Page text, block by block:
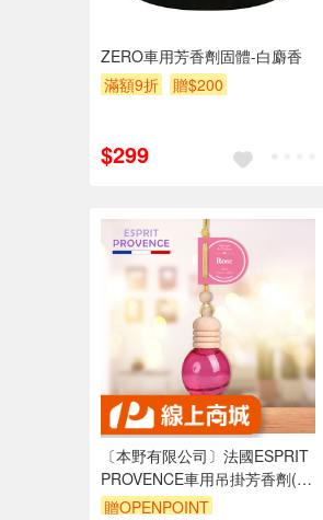
ZERO車用芳香劑固體-白麝香
滿額9折
贈$200
$299
〔本野有限公司〕法國ESPRIT
PROVENCE車用吊掛芳香劑(柔
和甜美玫瑰)10ml -1入
贈OPENPOINT